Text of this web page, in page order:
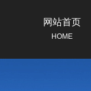
网站首页
HOME